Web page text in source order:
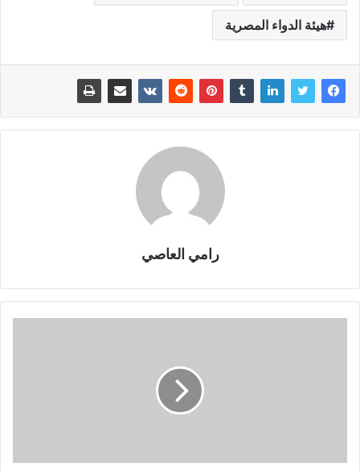
هيئة الدواء المصرية
رامي العاصي